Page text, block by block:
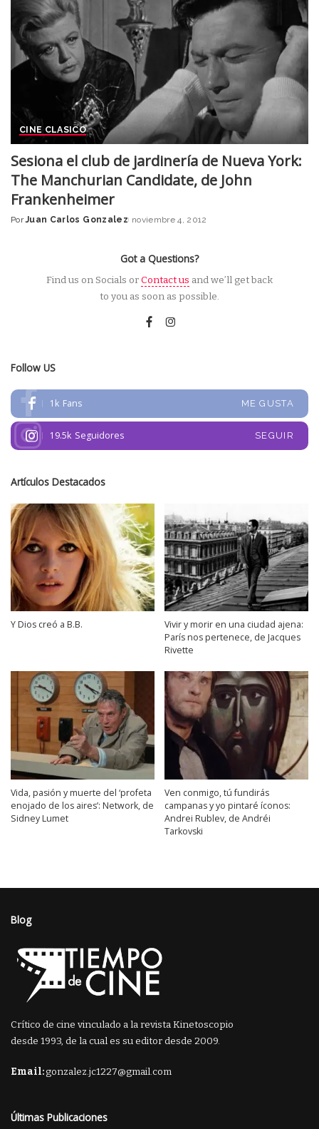
CINE CLASICO
Sesiona el club de jardinería de Nueva York:
The Manchurian Candidate, de John
Frankenheimer
Posted
Por Juan Carlos Gonzalez noviembre 4, 2012
Got a Questions?
Find us on Socials orContact us and we’ll get back
to you as soon as possible.
Follow US
1k Fans ME GUSTA
19.5k Seguidores SEGUIR
Artículos Destacados
Y Dios creó a B.B.
Vivir y morir en una ciudad ajena:
París nos pertenece, de Jacques
Rivette
Vida, pasión y muerte del ‘profeta
enojado de los aires’: Network, de
Sidney Lumet
Ven conmigo, tú fundirás
campanas y yo pintaré íconos:
Andrei Rublev, de Andréi
Tarkovski
Blog
Crítico de cine vinculado a la revista Kinetoscopio
desde 1993, de la cual es su editor desde 2009.
Email:gonzalez.jc1227@gmail.com
Últimas Publicaciones